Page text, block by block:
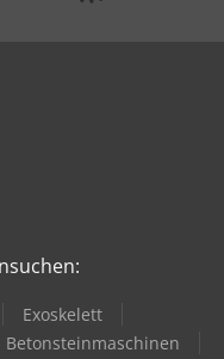
Exoskelett
Betonsteinmaschinen